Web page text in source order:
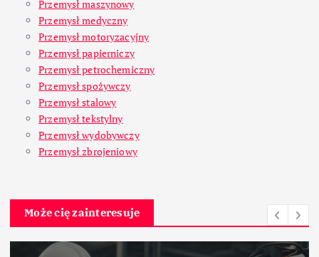
Przemysł maszynowy
Przemysł medyczny
Przemysł motoryzacyjny
Przemysł papierniczy
Przemysł petrochemiczny
Przemysł spożywczy
Przemysł stalowy
Przemysł tekstylny
Przemysł wydobywczy
Przemysł zbrojeniowy
Może cię zainteresuje